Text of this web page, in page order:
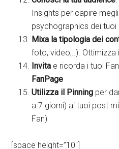
Insights per capire
psychographics dei tuoi
Mixa la tipologia dei
foto, video,..). Ottimizza
Invita e ricorda i tuoi
FanPage
Utilizza il Pinning per
a 7 giorni) ai tuoi post
Fan)
[space height=”10″]